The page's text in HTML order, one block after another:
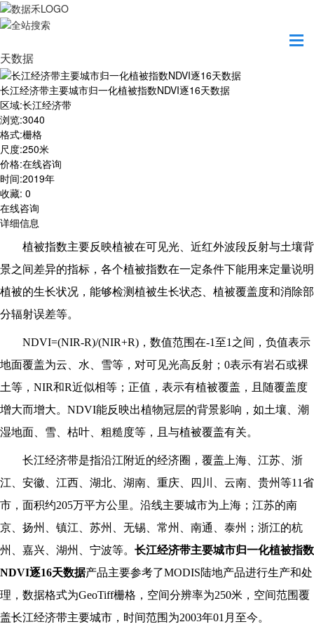
长江经济带主要城市归一化植被指数NDVI逐16
天数据
长江经济带主要城市归一化植被指数NDVI逐16天数据
区域:长江经济带
浏览:3040
格式:栅格
尺度:250米
价格:在线咨询
时间:2019年
收藏: 0
在线咨询
详细信息
植被指数主要反映植被在可见光、近红外波段反射与土壤背
景之间差异的指标，各个植被指数在一定条件下能用来定量说明
植被的生长状况，能够检测植被生长状态、植被覆盖度和消除部
分辐射误差等。
NDVI=(NIR-R)/(NIR+R) ，数值范围在-1至1之间，负值表示
地面覆盖为云、水、雪等，对可见光高反射；0表示有岩石或裸
土等，NIR和R近似相等；正值，表示有植被覆盖，且随覆盖度
增大而增大。NDVI能反映出植物冠层的背景影响，如土壤、潮
湿地面、雪、枯叶、粗糙度等，且与植被覆盖有关。
长江经济带是指沿江附近的经济圈，覆盖上海、江苏、浙
江、安徽、江西、湖北、湖南、重庆、四川、云南、贵州等11省
市，面积约205万平方公里。沿线主要城市为上海；江苏的南
京、扬州、镇江、苏州、无锡、常州、南通、泰州；浙江的杭
州、嘉兴、湖州、宁波等。 长江经济带主要城市归一化植被指数
NDVI逐16天数据产品主要参考了MODIS陆地产品进行生产和处
理，数据格式为GeoTiff栅格，空间分辨率为250米，空间范围覆
盖长江经济带主要城市，时间范围为2003年01月至今。